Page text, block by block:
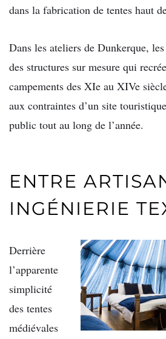
dans la fabrication de tentes haut
Dans les ateliers de Dunkerque,
des structures sur mesure qui
campements des XIe au XIVe
aux contraintes d’un site
public tout au long de l’année.
ENTRE
INGÉNIERIE
Derrière
l’apparente
simplicité
des tentes
médiévales